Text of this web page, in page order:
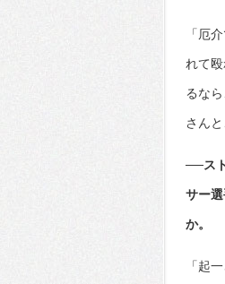
「厄
れて
るな
さん
──ス
サー
か。
「起